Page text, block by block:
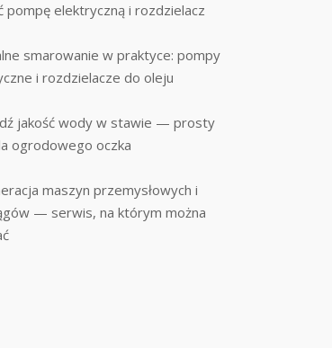
pompę elektryczną i rozdzielacz
smarowanie w praktyce: pompy
i rozdzielacze do oleju
jakość wody w stawie — prosty
ogrodowego oczka
maszyn przemysłowych i
— serwis, na którym można